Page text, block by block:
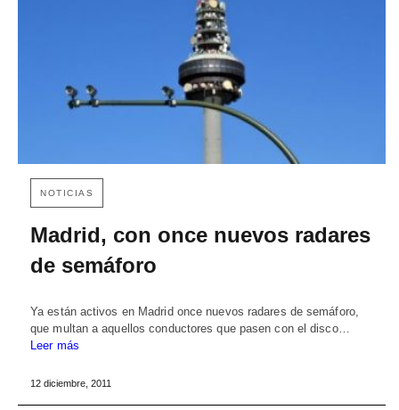
NOTICIAS
Madrid, con once nuevos radares
de semáforo
Ya están activos en Madrid once nuevos radares de semáforo,
que multan a aquellos conductores que pasen con el disco…
Leer más
12 diciembre, 2011